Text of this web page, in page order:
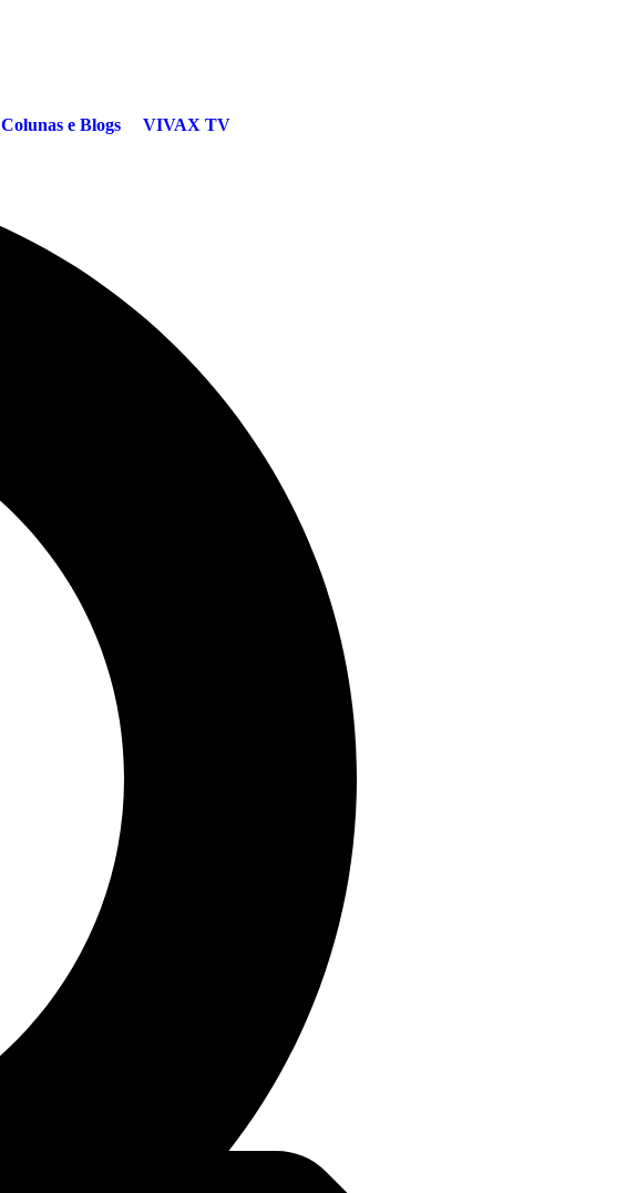
Colunas e Blogs VIVAX TV